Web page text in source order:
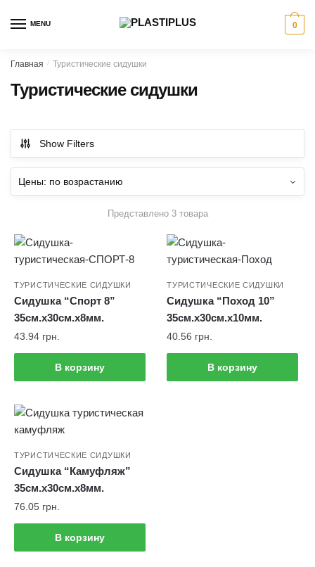
MENU 0
Главная / Туристические сидушки
Туристические сидушки
Show Filters
Представлено 3 товара
ТУРИСТИЧЕСКИЕ СИДУШКИ
Сидушка “Спорт 8”
35см.х30см.х8мм.
43.94 грн.
В корзину
ТУРИСТИЧЕСКИЕ СИДУШКИ
Сидушка “Поход 10”
35см.х30см.х10мм.
40.56 грн.
В корзину
ТУРИСТИЧЕСКИЕ СИДУШКИ
Сидушка “Камуфляж”
35см.х30см.х8мм.
76.05 грн.
В корзину